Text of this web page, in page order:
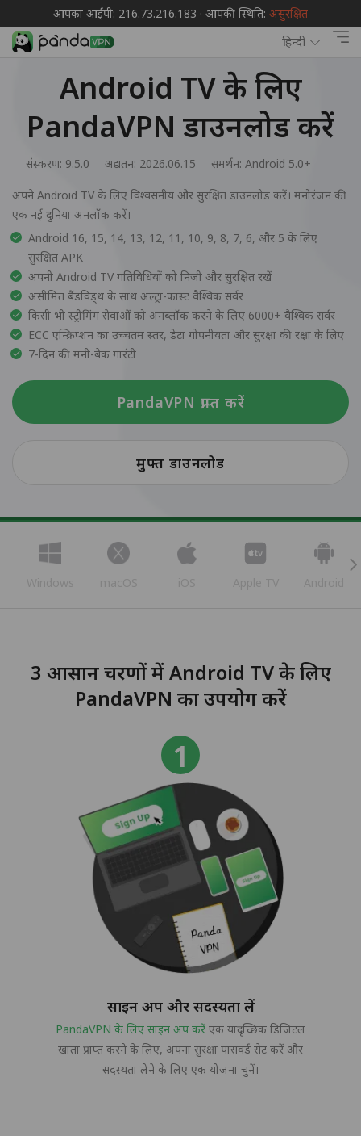
आपका आईपी: 216.73.216.183 · आपकी स्थिति: असुरक्षित
हिन्दी
Android TV के लिए
PandaVPN डाउनलोड करें
संस्करण: 9.5.0 अद्यतन: 2026.06.15 समर्थन: Android 5.0+
अपने Android TV के लिए विश्वसनीय और सुरक्षित डाउनलोड करें। मनोरंजन की
एक नई दुनिया अनलॉक करें।
Android 16, 15, 14, 13, 12, 11, 10, 9, 8, 7, 6, और 5 के लिए
सुरक्षित APK
अपनी Android TV गतिविधियों को निजी और सुरक्षित रखें
असीमित बैंडविड्थ के साथ अल्ट्रा-फास्ट वैश्विक सर्वर
किसी भी स्ट्रीमिंग सेवाओं को अनब्लॉक करने के लिए 6000+ वैश्विक सर्वर
ECC एन्क्रिप्शन का उच्चतम स्तर, डेटा गोपनीयता और सुरक्षा की रक्षा के लिए
7-दिन की मनी-बैक गारंटी
PandaVPN प्राप्त करें
मुफ्त डाउनलोड
Windows macOS iOS Apple TV Android
3 आसान चरणों में Android TV के लिए
PandaVPN का उपयोग करें
साइन अप और सदस्यता लें
PandaVPN के लिए साइन अप करें एक यादृच्छिक डिजिटल
खाता प्राप्त करने के लिए, अपना सुरक्षा पासवर्ड सेट करें और
सदस्यता लेने के लिए एक योजना चुनें।